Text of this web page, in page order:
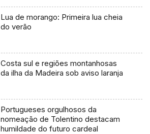
Lua de morango: Primeira lua cheia
do verão
Costa sul e regiões montanhosas
da ilha da Madeira sob aviso laranja
Portugueses orgulhosos da
nomeação de Tolentino destacam
humildade do futuro cardeal